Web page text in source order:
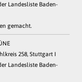
Landesliste Baden-
gemacht.
258, Stuttgart I
Landesliste Baden-